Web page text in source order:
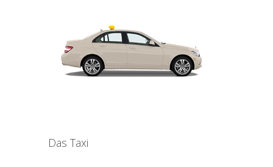
Das Taxi